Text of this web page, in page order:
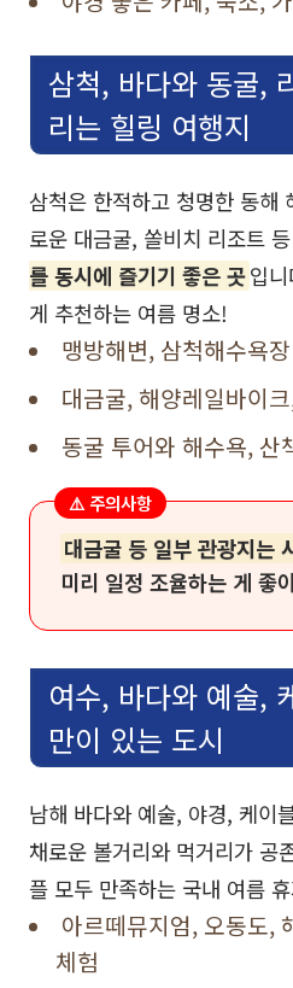
삼척, 바다와 동굴,
리는 힐링 여행지
삼척은 한적하고 청명한 동해
로운 대금굴, 쏠비치 리조트 등
를 동시에 즐기기 좋은 곳입
게 추천하는 여름 명소!
맹방해변, 삼척해수욕
대금굴, 해양레일바이
동굴 투어와 해수욕, 산
⚠️ 주의사항
대금굴 등 일부 관광지는
미리 일정 조율하는 게 좋
여수, 바다와 예술,
만이 있는 도시
남해 바다와 예술, 야경, 케이
채로운 볼거리와 먹거리가 공
플 모두 만족하는 국내 여름
아르떼뮤지엄, 오동도,
체험